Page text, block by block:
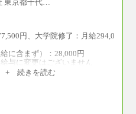
東京都千代…
円、大学院修了：月給294,0
に含まず）：28,000円
与に変更はございません
+ 続きを読む